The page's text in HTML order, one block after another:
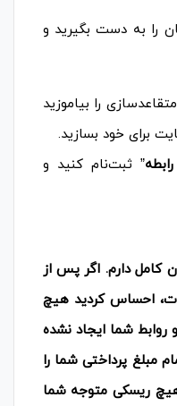
را به دست بگیرید و
را بیاموزید
برای خود بسازید.
” ثبت‌نام کنید و
کامل دارم. اگر پس از
احساس کردید هیچ
روابط شما ایجاد نشده
تمام مبلغ پرداختی شما را
ریسکی متوجه شما